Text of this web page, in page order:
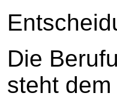
Die
steht